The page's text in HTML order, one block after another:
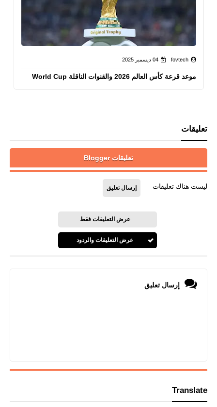
fovtech 04 ديسمبر 2025
موعد قرعة كأس العالم 2026 والقنوات الناقلة World Cup
تعليقات
تعليقات Blogger
ليست هناك تعليقات إرسال تعليق
عرض التعليقات فقط
عرض التعليقات والردود
إرسال تعليق
Translate